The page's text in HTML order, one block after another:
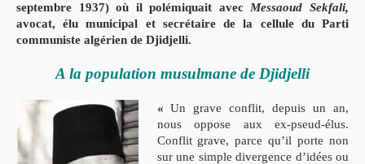
septembre 1937) où il polémiquait avec Messaoud Sekfali,
avocat, élu municipal et secrétaire de la cellule du Parti
communiste algérien de Djidjelli.
A la population musulmane de Djidjelli
« Un grave conflit, depuis un an,
nous oppose aux ex-pseud-élus.
Conflit grave, parce qu’il porte non
sur une simple divergence d’idées ou